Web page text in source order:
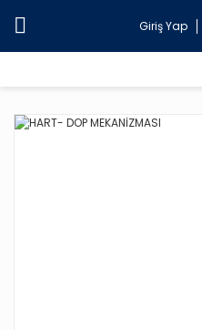
Giriş Yap